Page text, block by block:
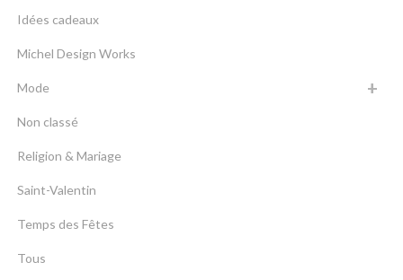
Idées cadeaux
Michel Design Works
Mode
Non classé
Religion & Mariage
Saint-Valentin
Temps des Fêtes
Tous